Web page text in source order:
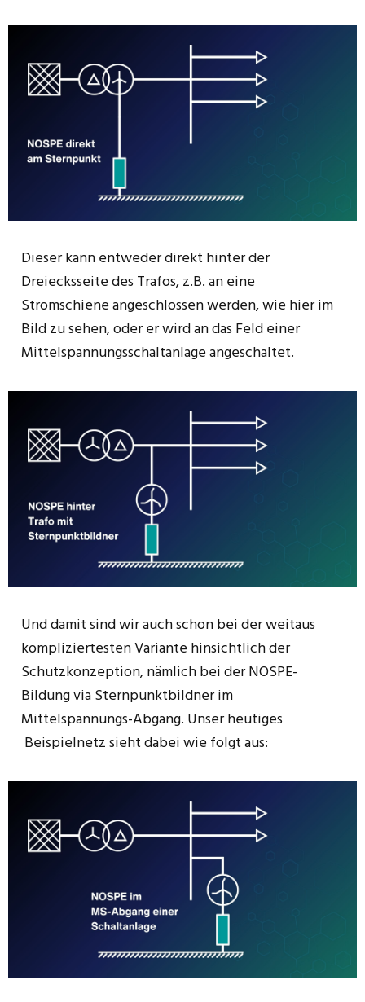
Dieser kann entweder direkt hinter der
Dreiecksseite des Trafos, z.B. an eine
Stromschiene angeschlossen werden, wie hier im
Bild zu sehen, oder er wird an das Feld einer
Mittelspannungsschaltanlage angeschaltet.
Und damit sind wir auch schon bei der weitaus
kompliziertesten Variante hinsichtlich der
Schutzkonzeption, nämlich bei der NOSPE-
Bildung via Sternpunktbildner im
Mittelspannungs-Abgang. Unser heutiges
Beispielnetz sieht dabei wie folgt aus: